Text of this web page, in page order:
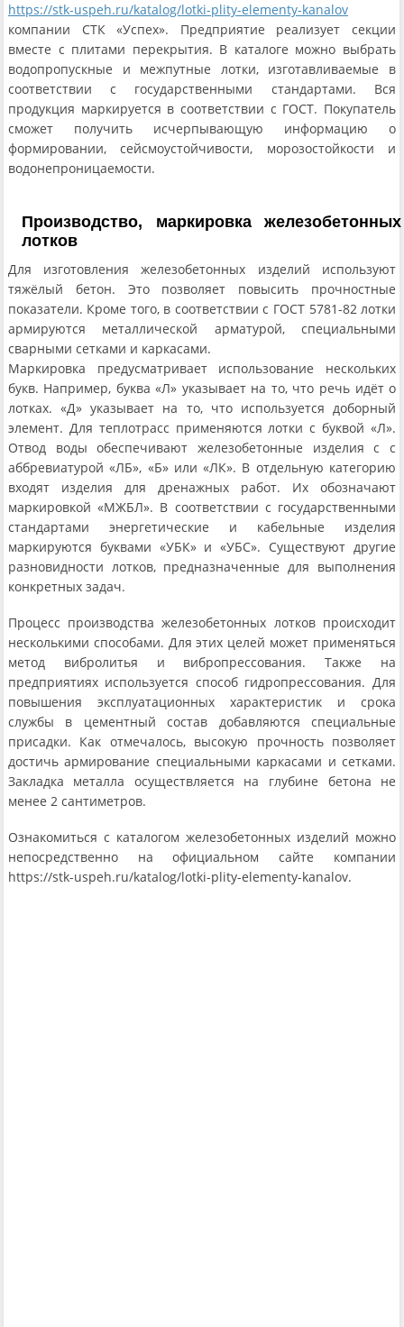
https://stk-uspeh.ru/katalog/lotki-plity-elementy-kanalov
компании СТК «Успех». Предприятие реализует секции
вместе с плитами перекрытия. В каталоге можно выбрать
водопропускные и межпутные лотки, изготавливаемые в
соответствии с государственными стандартами. Вся
продукция маркируется в соответствии с ГОСТ. Покупатель
сможет получить исчерпывающую информацию о
формировании, сейсмоустойчивости, морозостойкости и
водонепроницаемости.
Производство, маркировка железобетонных
лотков
Для изготовления железобетонных изделий используют
тяжёлый бетон. Это позволяет повысить прочностные
показатели. Кроме того, в соответствии с ГОСТ 5781-82 лотки
армируются металлической арматурой, специальными
сварными сетками и каркасами.
Маркировка предусматривает использование нескольких
букв. Например, буква «Л» указывает на то, что речь идёт о
лотках. «Д» указывает на то, что используется доборный
элемент. Для теплотрасс применяются лотки с буквой «Л».
Отвод воды обеспечивают железобетонные изделия с с
аббревиатурой «ЛБ», «Б» или «ЛК». В отдельную категорию
входят изделия для дренажных работ. Их обозначают
маркировкой «МЖБЛ». В соответствии с государственными
стандартами энергетические и кабельные изделия
маркируются буквами «УБК» и «УБС». Существуют другие
разновидности лотков, предназначенные для выполнения
конкретных задач.
Процесс производства железобетонных лотков происходит
несколькими способами. Для этих целей может применяться
метод вибролитья и вибропрессования. Также на
предприятиях используется способ гидропрессования. Для
повышения эксплуатационных характеристик и срока
службы в цементный состав добавляются специальные
присадки. Как отмечалось, высокую прочность позволяет
достичь армирование специальными каркасами и сетками.
Закладка металла осуществляется на глубине бетона не
менее 2 сантиметров.
Ознакомиться с каталогом железобетонных изделий можно
непосредственно на официальном сайте компании
https://stk-uspeh.ru/katalog/lotki-plity-elementy-kanalov.